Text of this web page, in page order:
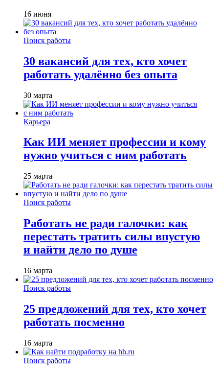
16 июня
Поиск работы
30 вакансий для тех, кто хочет
работать удалённо без опыта
30 марта
Карьера
Как ИИ меняет профессии и кому
нужно учиться с ним работать
25 марта
Поиск работы
Работать не ради галочки: как
перестать тратить силы впустую
и найти дело по душе
16 марта
Поиск работы
25 предложений для тех, кто хочет
работать посменно
16 марта
Поиск работы